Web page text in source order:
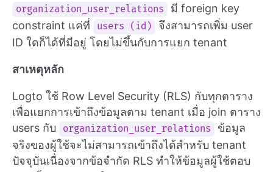
organization_user_relations
มี foreign key
constraint แค่ที่
users (id)
จึงสามารถเพิ่ม user
ID ใดก็ได้ที่มีอยู่ โดยไม่ขึ้นกับการแยก tenant
สาเหตุหลัก
Logto ใช้ Row Level Security (RLS) กับทุกตาราง
เพื่อแยกการเข้าถึงข้อมูลตาม tenant เมื่อ join ตาราง
users กับ
organization_user_relations
ข้อมูล
จริงของผู้ใช้จะไม่สามารถเข้าถึงได้สำหรับ tenant
ปัจจุบันเนื่องจากข้อจำกัด RLS ทำให้ข้อมูลผู้ใช้ตอบ